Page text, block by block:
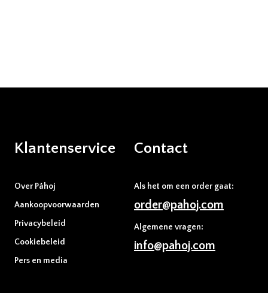
Klantenservice
Over Påhoj
Aankoopvoorwaarden
Privacybeleid
Cookiebeleid
Pers en media
Contact
Als het om een order gaat:
order@pahoj.com
Algemene vragen:
info@pahoj.com